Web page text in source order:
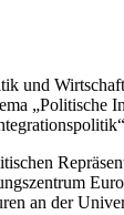
und
an der